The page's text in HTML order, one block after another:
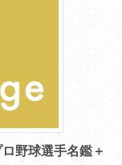
野球選手名鑑＋